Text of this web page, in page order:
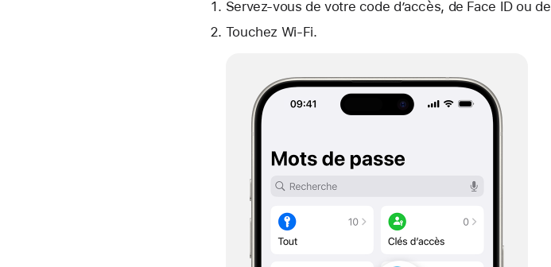
Servez-vous de votre code d’accès, de Face ID ou
Touchez Wi-Fi.